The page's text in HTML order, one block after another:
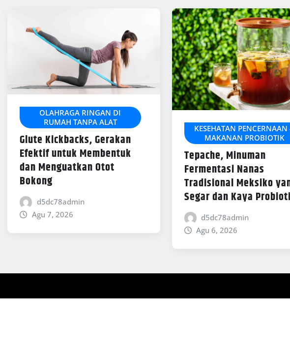
OLAHRAGA RINGAN DI
RUMAH TANPA ALAT
Glute Kickbacks, Gerakan
Efektif untuk Membentuk
dan Menguatkan Otot
Bokong
d5dc78admin
Agu 7, 2026
KESEHATAN PENCERNAAN
MAKANAN PROBIOTIK
Tepache, Minuman
Fermentasi Nanas
Tradisional Meksiko
Segar dan Kaya
d5dc78admin
Agu 6, 2026